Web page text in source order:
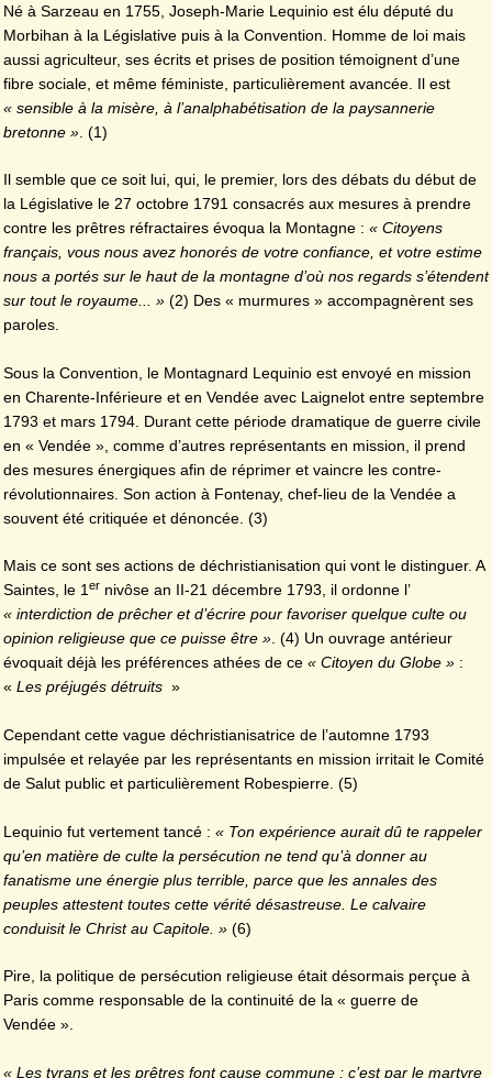
Né à Sarzeau en 1755, Joseph-Marie Lequinio est élu député du
Morbihan à la Législative puis à la Convention. Homme de loi mais
aussi agriculteur, ses écrits et prises de position témoignent d’une
fibre sociale, et même féministe, particulièrement avancée. Il est
« sensible à la misère, à l’analphabétisation de la paysannerie
bretonne » . (1)
Il semble que ce soit lui, qui, le premier, lors des débats du début de
la Législative le 27 octobre 1791 consacrés aux mesures à prendre
contre les prêtres réfractaires évoqua la Montagne : « Citoyens
français, vous nous avez honorés de votre confiance, et votre estime
nous a portés sur le haut de la montagne d’où nos regards s’étendent
sur tout le royaume... » (2) Des « murmures » accompagnèrent ses
paroles.
Sous la Convention, le Montagnard Lequinio est envoyé en mission
en Charente-Inférieure et en Vendée avec Laignelot entre septembre
1793 et mars 1794. Durant cette période dramatique de guerre civile
en « Vendée », comme d’autres représentants en mission, il prend
des mesures énergiques afin de réprimer et vaincre les contre-
révolutionnaires. Son action à Fontenay, chef-lieu de la Vendée a
souvent été critiquée et dénoncée. (3)
Mais ce sont ses actions de déchristianisation qui vont le distinguer. A
Saintes, le 1er nivôse an II-21 décembre 1793, il ordonne l’
« interdiction de prêcher et d’écrire pour favoriser quelque culte ou
opinion religieuse que ce puisse être ». (4) Un ouvrage antérieur
évoquait déjà les préférences athées de ce « Citoyen du Globe » :
« Les préjugés détruits »
Cependant cette vague déchristianisatrice de l’automne 1793
impulsée et relayée par les représentants en mission irritait le Comité
de Salut public et particulièrement Robespierre. (5)
Lequinio fut vertement tancé : « Ton expérience aurait dû te rappeler
qu’en matière de culte la persécution ne tend qu’à donner au
fanatisme une énergie plus terrible, parce que les annales des
peuples attestent toutes cette vérité désastreuse. Le calvaire
conduisit le Christ au Capitole. » (6)
Pire, la politique de persécution religieuse était désormais perçue à
Paris comme responsable de la continuité de la « guerre de
Vendée ».
« Les tyrans et les prêtres font cause commune ; c’est par le martyre